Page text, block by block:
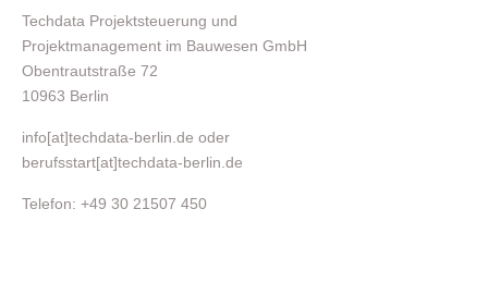
Techdata Projektsteuerung und
Projektmanagement im Bauwesen GmbH
Obentrautstraße 72
10963 Berlin
info[at]techdata-berlin.de oder
berufsstart[at]techdata-berlin.de
Telefon: +49 30 21507 450